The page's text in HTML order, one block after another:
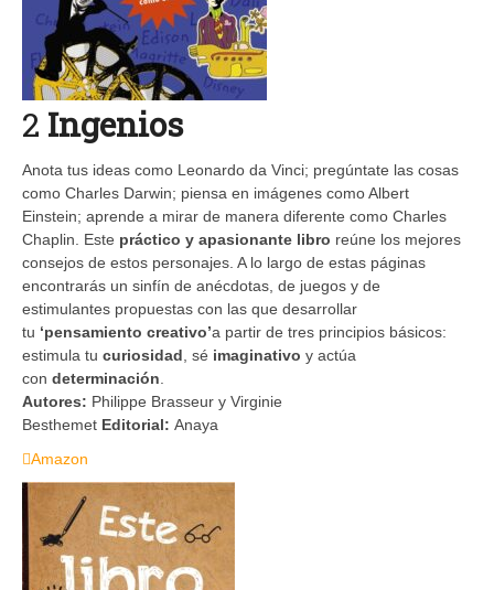
2 Ingenios
Anota tus ideas como Leonardo da Vinci; pregúntate las cosas
como Charles Darwin; piensa en imágenes como Albert
Einstein; aprende a mirar de manera diferente como Charles
Chaplin. Este práctico y apasionante libro reúne los mejores
consejos de estos personajes. A lo largo de estas páginas
encontrarás un sinfín de anécdotas, de juegos y de
estimulantes propuestas con las que desarrollar
tu ‘pensamiento creativo’a partir de tres principios básicos:
estimula tu curiosidad , sé imaginativo y actúa
con determinación
Autores: Philippe Brasseur y Virginie
Besthemet Editorial: Anaya
Amazon